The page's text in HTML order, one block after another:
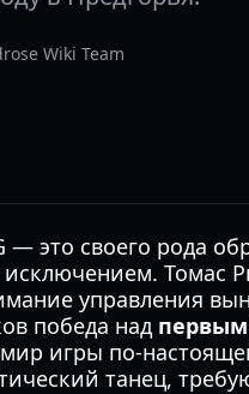
Wiki Team
это своего рода
исключением. Томас
управления
победа над первым
игры по-
танец,